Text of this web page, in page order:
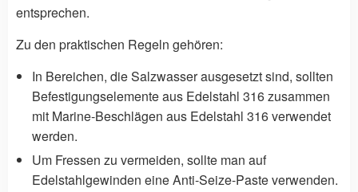
entsprechen.
Zu den praktischen Regeln gehören:
In Bereichen, die Salzwasser ausgesetzt sind, sollten
Befestigungselemente aus Edelstahl 316 zusammen
mit Marine-Beschlägen aus Edelstahl 316 verwendet
werden.
Um Fressen zu vermeiden, sollte man auf
Edelstahlgewinden eine Anti-Seize-Paste verwenden.